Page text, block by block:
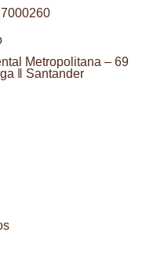
Metropolitana – 69
‖ Santander